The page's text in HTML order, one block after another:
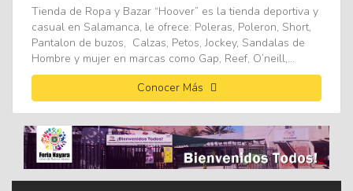
Tienda de Ropa y Bazar “Hoover” es la tienda deportiva y
casual en Salamanca, le ofrece: Poleras, Poleron, Short,
Pantalon de buzos, Calzas, Petos, Jockey, Sandalas de
Hombre y mujer en marcas como Gap, Reef, O’neill,...
Conocer Más